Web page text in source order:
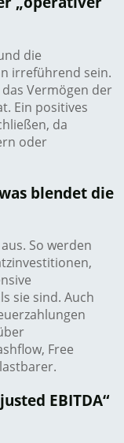
die
irreführend sein.
das Vermögen der
Ein positives
da
oder
blendet die
So werden
sie sind. Auch
Free
EBITDA“